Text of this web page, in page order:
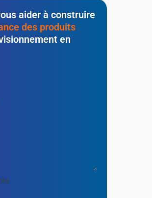
aider à construire
des produits
en